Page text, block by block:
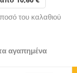
του καλαθιού
αγαπημένα